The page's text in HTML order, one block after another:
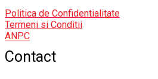
Politica de Confidentialitate
Termeni si Conditii
ANPC
Contact